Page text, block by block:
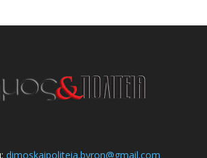
dimoskaipoliteia.byron@gmail.com